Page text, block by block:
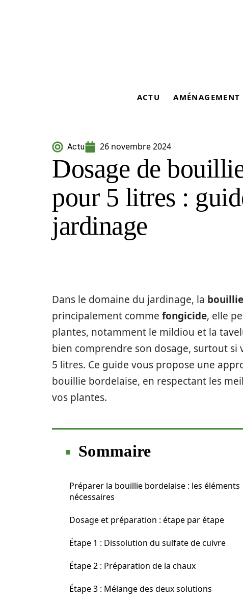
ACTU AMÉNAGEMENT
Actu 26 novembre 2024
Dosage de
pour 5 litres :
jardinage
Dans le domaine du jardinage, la
principalement comme fongicide, elle
plantes, notamment le mildiou et la
bien comprendre son dosage, surtout si
5 litres. Ce guide vous propose une
bouillie bordelaise, en respectant les
vos plantes.
Sommaire
Préparer la bouillie bordelaise : les éléments
nécessaires
Dosage et préparation : étape par étape
Étape 1 : Dissolution du sulfate de cuivre
Étape 2 : Préparation de la chaux
Étape 3 : Mélange des deux solutions